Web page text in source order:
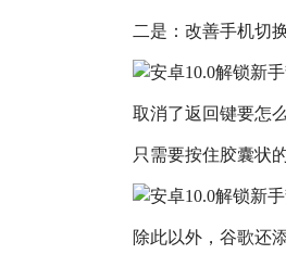
二是：改善手机切
取消了返回键要怎
只需要按住胶囊状
除此以外，谷歌还